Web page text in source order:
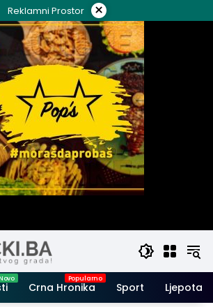
Reklamni Prostor ×
Crna Hronika Sport Ljepota i